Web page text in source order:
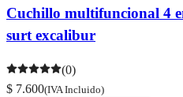
Cuchillo multifuncional 4
surt excalibur
(0)
$ 7.600(IVA Incluido)